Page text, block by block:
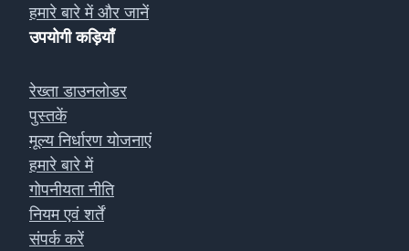
हमारे बारे में और जानें
उपयोगी कड़ियाँ
रेख्ता डाउनलोडर
पुस्तकें
मूल्य निर्धारण योजनाएं
हमारे बारे में
गोपनीयता नीति
नियम एवं शर्तें
संपर्क करें